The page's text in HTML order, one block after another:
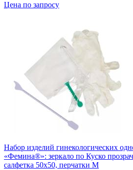
Цена по запросу
Набор изделий гинекологических
«Фемина®»: зеркало по Куско
салфетка 50х50, перчатки М